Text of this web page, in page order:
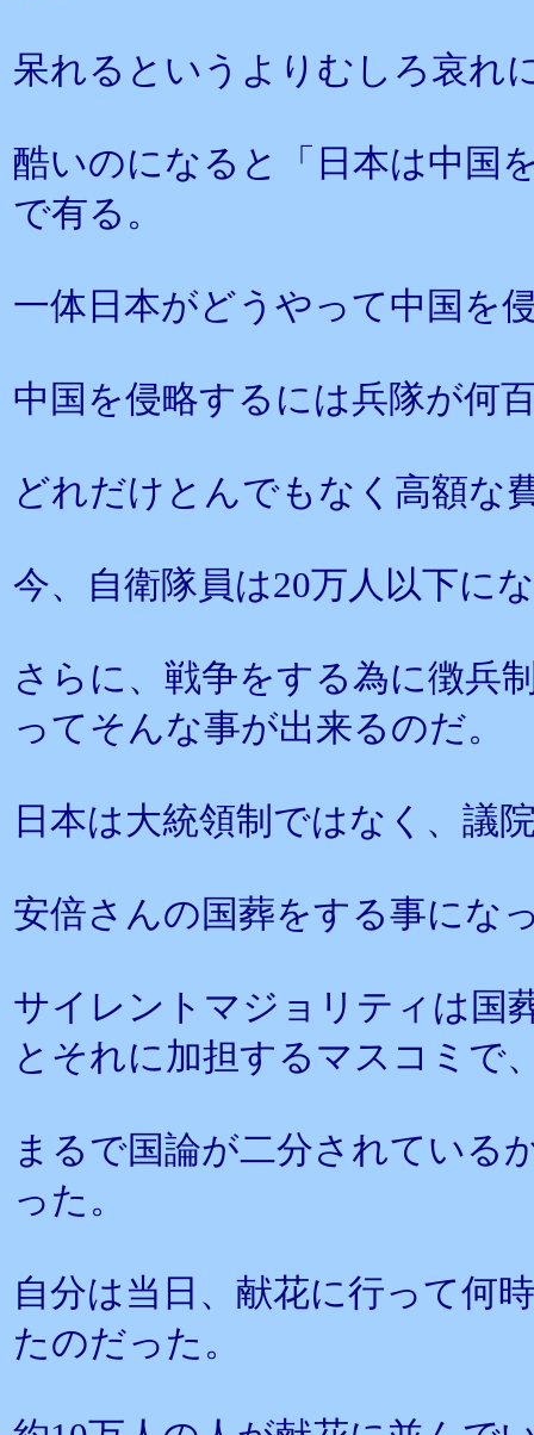
呆れるというよりむしろ哀れ
酷いのになると「日本は中国
で有る。
一体日本がどうやって中国を
中国を侵略するには兵隊が何
どれだけとんでもなく高額な
今、自衛隊員は20万人以下に
さらに、戦争をする為に徴兵
ってそんな事が出来るのだ。
日本は大統領制ではなく、議
安倍さんの国葬をする事にな
サイレントマジョリティは国
とそれに加担するマスコミで
まるで国論が二分されている
った。
自分は当日、献花に行って何
たのだった。